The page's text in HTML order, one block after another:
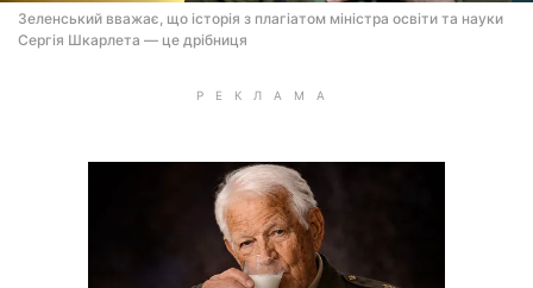
Зеленський вважає, що історія з плагіатом міністра освіти та науки
Сергія Шкарлета — це дрібниця